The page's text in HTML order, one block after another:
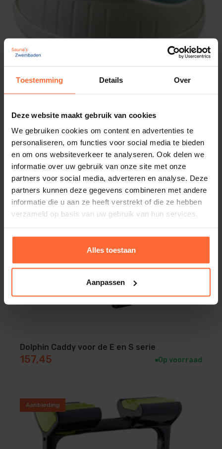
Toestemming Details Over
Deze website maakt gebruik van cookies
We gebruiken cookies om content en advertenties te
personaliseren, om functies voor social media te bieden
en om ons websiteverkeer te analyseren. Ook delen we
informatie over uw gebruik van onze site met onze
partners voor social media, adverteren en analyse. Deze
partners kunnen deze gegevens combineren met andere
informatie die u aan ze heeft verstrekt of die ze hebben
verzameld op basis van uw gebruik van hun services.
Alles toestaan
Aanpassen
Bodemzuiger Whaly
388,45
Oorspronkelijke prijs was: 388,45.Huidige prijs is: 329,00.
Dolphin Caddy voor de E en S serie
157,45 Op voorraad
Aanbieding